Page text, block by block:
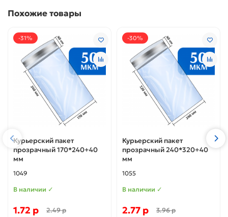
Похожие товары
-31%
Курьерский пакет
прозрачный 170*240+40
мм
1049
В наличии ✓
1.72 р 2.49 р
-30%
Курьерский пакет
прозрачный 240*320+40
мм
1055
В наличии ✓
2.77 р 3.96 р